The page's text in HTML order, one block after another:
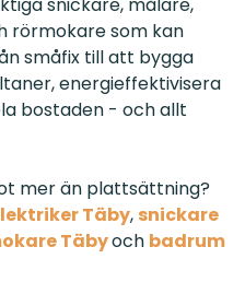
snickare, målare,
rörmokare som kan
småfix till att bygga
energieffektivisera
bostaden - och allt
mer än plattsättning?
Täby, snickare
Täbyoch badrum